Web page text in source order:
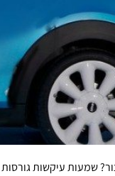
שמעות עיקשות גורסות כי